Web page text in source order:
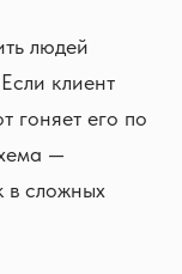
людей
клиент
гоняет его по
—
в сложных